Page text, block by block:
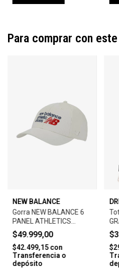
Para comprar con
NEW BALANCE
Gorra NEW BALANCE 6
PANEL ATHLETICS
STRUCTURED H-WHITE
$49.999,00
$42.499,15con
Transferencia o
depósito